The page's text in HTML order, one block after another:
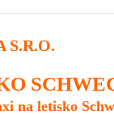
S.R.O.
na letisko